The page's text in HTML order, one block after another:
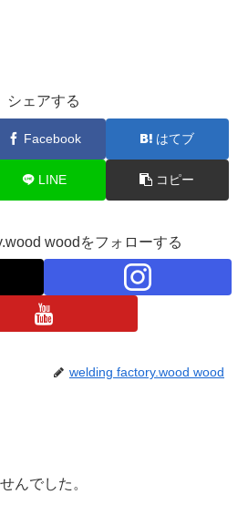
シェアする
Facebook はてブ
LINE コピー
woodをフォローする
welding factory.wood wood
んでした。